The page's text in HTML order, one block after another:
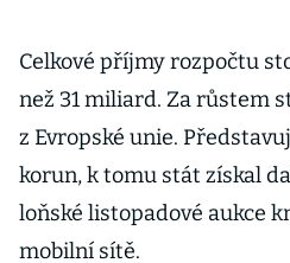
Celkové příjmy rozpočtu
než 31 miliard. Za růstem
z Evropské unie.
korun, k tomu stát získal
loňské listopadové aukce
mobilní sítě.